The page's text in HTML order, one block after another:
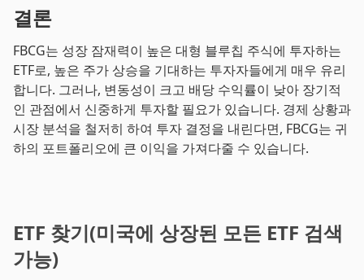
결론
FBCG는 성장 잠재력이 높은 대형 블루칩 주식에 투자하는
ETF로, 높은 주가 상승을 기대하는 투자자들에게 매우 유리
합니다. 그러나, 변동성이 크고 배당 수익률이 낮아 장기적
인 관점에서 신중하게 투자할 필요가 있습니다. 경제 상황과
시장 분석을 철저히 하여 투자 결정을 내린다면, FBCG는 귀
하의 포트폴리오에 큰 이익을 가져다줄 수 있습니다.
ETF 찾기(미국에 상장된 모든 ETF 검색
가능)